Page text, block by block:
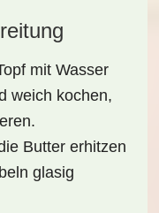
mit Wasser
weich kochen,
Butter erhitzen
glasig